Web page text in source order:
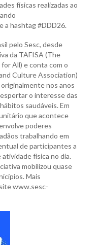
físicas realizadas ao
a hashtag #DDD26.
pelo Sesc, desde
da TAFISA (The
All) e conta com o
Culture Association)
nos anos
o interesse das
saudáveis. Em
que acontece
poderes
trabalhando em
de participantes a
física no dia.
mobilizou quase
Mais
www.sesc-